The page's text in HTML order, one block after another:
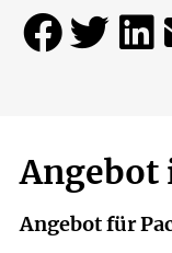
Angebot
Angebot für